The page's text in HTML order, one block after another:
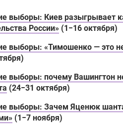
выборы: Киев разыгрывает
России» (1−16 октября)
выборы: «Тимошенко — это
выборы: почему Вашингтон
(24−31 октября)
выборы: Зачем Яценюк
(1−7 ноября)